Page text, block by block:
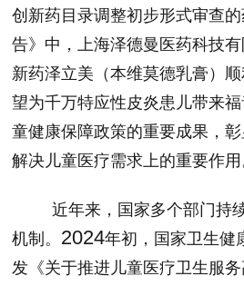
创新药目录调整初步形式审查
告》中，上海泽德曼医药科技
新药泽立美（本维莫德乳膏）
望为千万特应性皮炎患儿带来
童健康保障政策的重要成果，
解决儿童医疗需求上的重要作用
近年来，国家多个部门持
机制。 2024年初，国家卫生健
发《关于推进儿童医疗卫生服